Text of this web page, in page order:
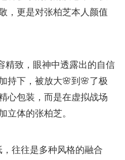
，更是对张柏芝本人颜值
精致，眼神中透露出的自信
持下，被放大🌸到🌸了极
心包装，而是在虚拟战场
立体的张柏芝。
，往往是多种风格的融合